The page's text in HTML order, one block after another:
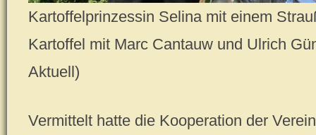
Kartoffelprinzessin Selina mit einem
Kartoffel mit Marc Cantauw und Ulrich
Aktuell)
Vermittelt hatte die Kooperation der